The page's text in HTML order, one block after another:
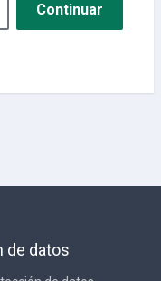
Continuar
de datos